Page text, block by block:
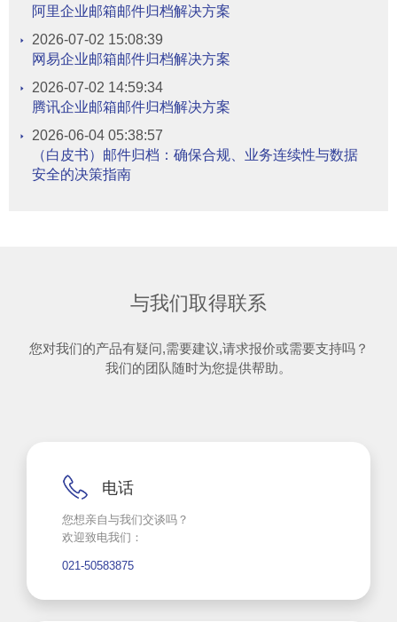
阿里企业邮箱邮件归档解决方案
2026-07-02 15:08:39
网易企业邮箱邮件归档解决方案
2026-07-02 14:59:34
腾讯企业邮箱邮件归档解决方案
2026-06-04 05:38:57
（白皮书）邮件归档：确保合规、业务连续性与数据
安全的决策指南
与我们取得联系
您对我们的产品有疑问,需要建议,请求报价或需要支持吗？
我们的团队随时为您提供帮助。
电话
您想亲自与我们交谈吗？
欢迎致电我们：
021-50583875